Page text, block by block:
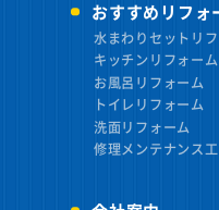
おすすめリフォ
水まわりセットリ
キッチンリフォーム
お風呂リフォーム
トイレリフォーム
洗面リフォーム
修理メンテナンス